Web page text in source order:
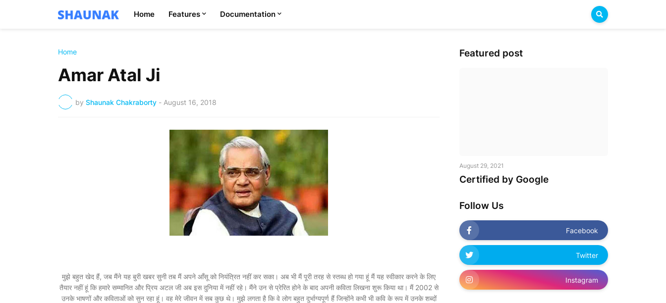
Home Features Documentation
Home
Amar Atal Ji
by Shaunak Chakraborty - August 16, 2018
मुझे बहुत खेद हैं, जब मैंने यह बुरी खबर सुनी तब मैं अपने आँसू को नियंत्रित नहीं कर सका। अब भी मैं पूरी तरह से स्तब्ध हो गया हूं मैं यह स्वीकार करने के लिए
तैयार नहीं हूं कि हमारे सम्मानित और प्रिय अटल जी अब इस दुनिया में नहीं रहे। मैंने उन से प्रेरित होने के बाद अपनी कविता लिखना शुरू किया था। मैं 2002 से
उनके भाषणों और कविताओं को सुन रहा हूं। वह मेरे जीवन में सब कुछ थे। मुझे लगता है कि वे लोग बहुत दुर्भाग्यपूर्ण हैं जिन्होंने कभी भी कवि के रूप में उनके शब्दों
Featured post
August 29, 2021
Certified by Google
Follow Us
Facebook
Twitter
Instagram